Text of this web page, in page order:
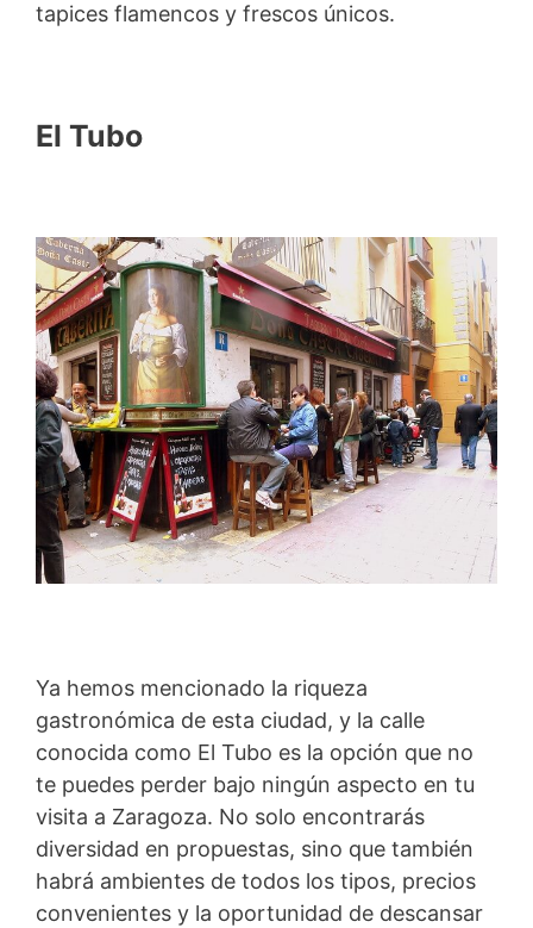
tapices flamencos y frescos únicos.
El Tubo
Ya hemos mencionado la riqueza
gastronómica de esta ciudad, y la calle
conocida como El Tubo es la opción que no
te puedes perder bajo ningún aspecto en tu
visita a Zaragoza. No solo encontrarás
diversidad en propuestas, sino que también
habrá ambientes de todos los tipos, precios
convenientes y la oportunidad de descansar